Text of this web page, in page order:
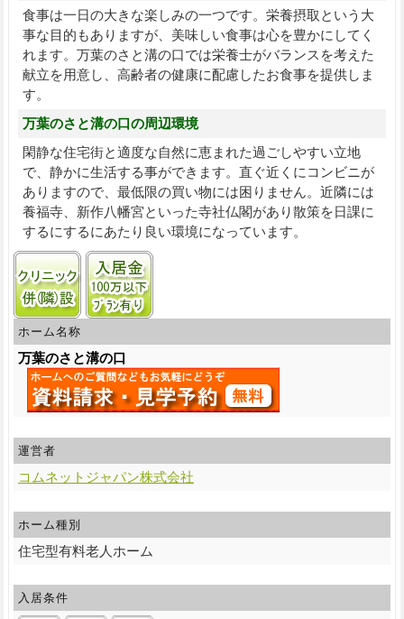
食事は一日の大きな楽しみの一つです。栄養摂取という大
事な目的もありますが、美味しい食事は心を豊かにしてく
れます。万葉のさと溝の口では栄養士がバランスを考えた
献立を用意し、高齢者の健康に配慮したお食事を提供しま
す。
万葉のさと溝の口の周辺環境
閑静な住宅街と適度な自然に恵まれた過ごしやすい立地
で、静かに生活する事ができます。直ぐ近くにコンビニが
ありますので、最低限の買い物には困りません。近隣には
養福寺、新作八幡宮といった寺社仏閣があり散策を日課に
するにするにあたり良い環境になっています。
クリニック併(隣)接入居金100万円以下プランあり
ホーム名称
万葉のさと溝の口
運営者
コムネットジャパン株式会社
ホーム種別
住宅型有料老人ホーム
入居条件